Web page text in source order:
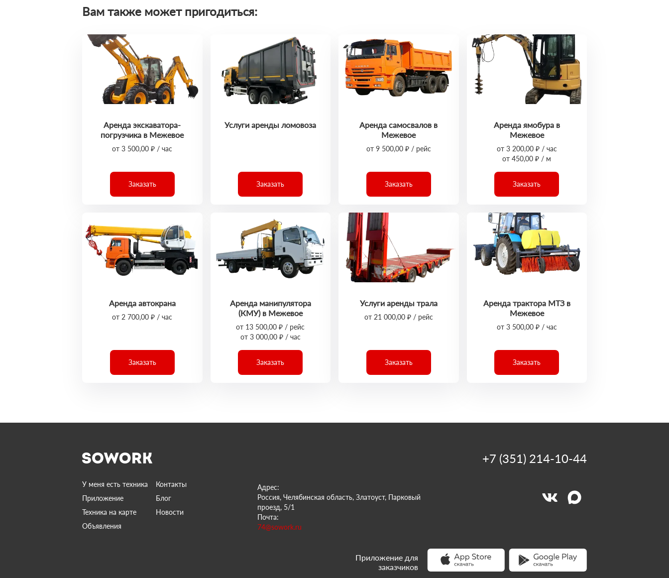
Вам также может пригодиться:
Аренда экскаватора-
погрузчика в Межевое
от 3 500,00 ₽ / час
Заказать
Услуги аренды ломовоза
Заказать
Аренда самосвалов в
Межевое
от 9 500,00 ₽ / рейс
Заказать
Аренда ямобура в
Межевое
от 3 200,00 ₽ / час
от 450,00 ₽ / м
Заказать
Аренда автокрана
от 2 700,00 ₽ / час
Заказать
Аренда манипулятора
(КМУ) в Межевое
от 13 500,00 ₽ / рейс
от 3 000,00 ₽ / час
Заказать
Услуги аренды трала
от 21 000,00 ₽ / рейс
Заказать
Аренда трактора МТЗ в
Межевое
от 3 500,00 ₽ / час
Заказать
У меня есть техника
Контакты
Приложение
Блог
Техника на карте
Новости
Объявления
Адрес:
Россия, Челябинская область, Златоуст, Парковый
проезд, 5/1
Почта:
74@sowork.ru
+7 (351) 214-10-44
Приложение для
заказчиков